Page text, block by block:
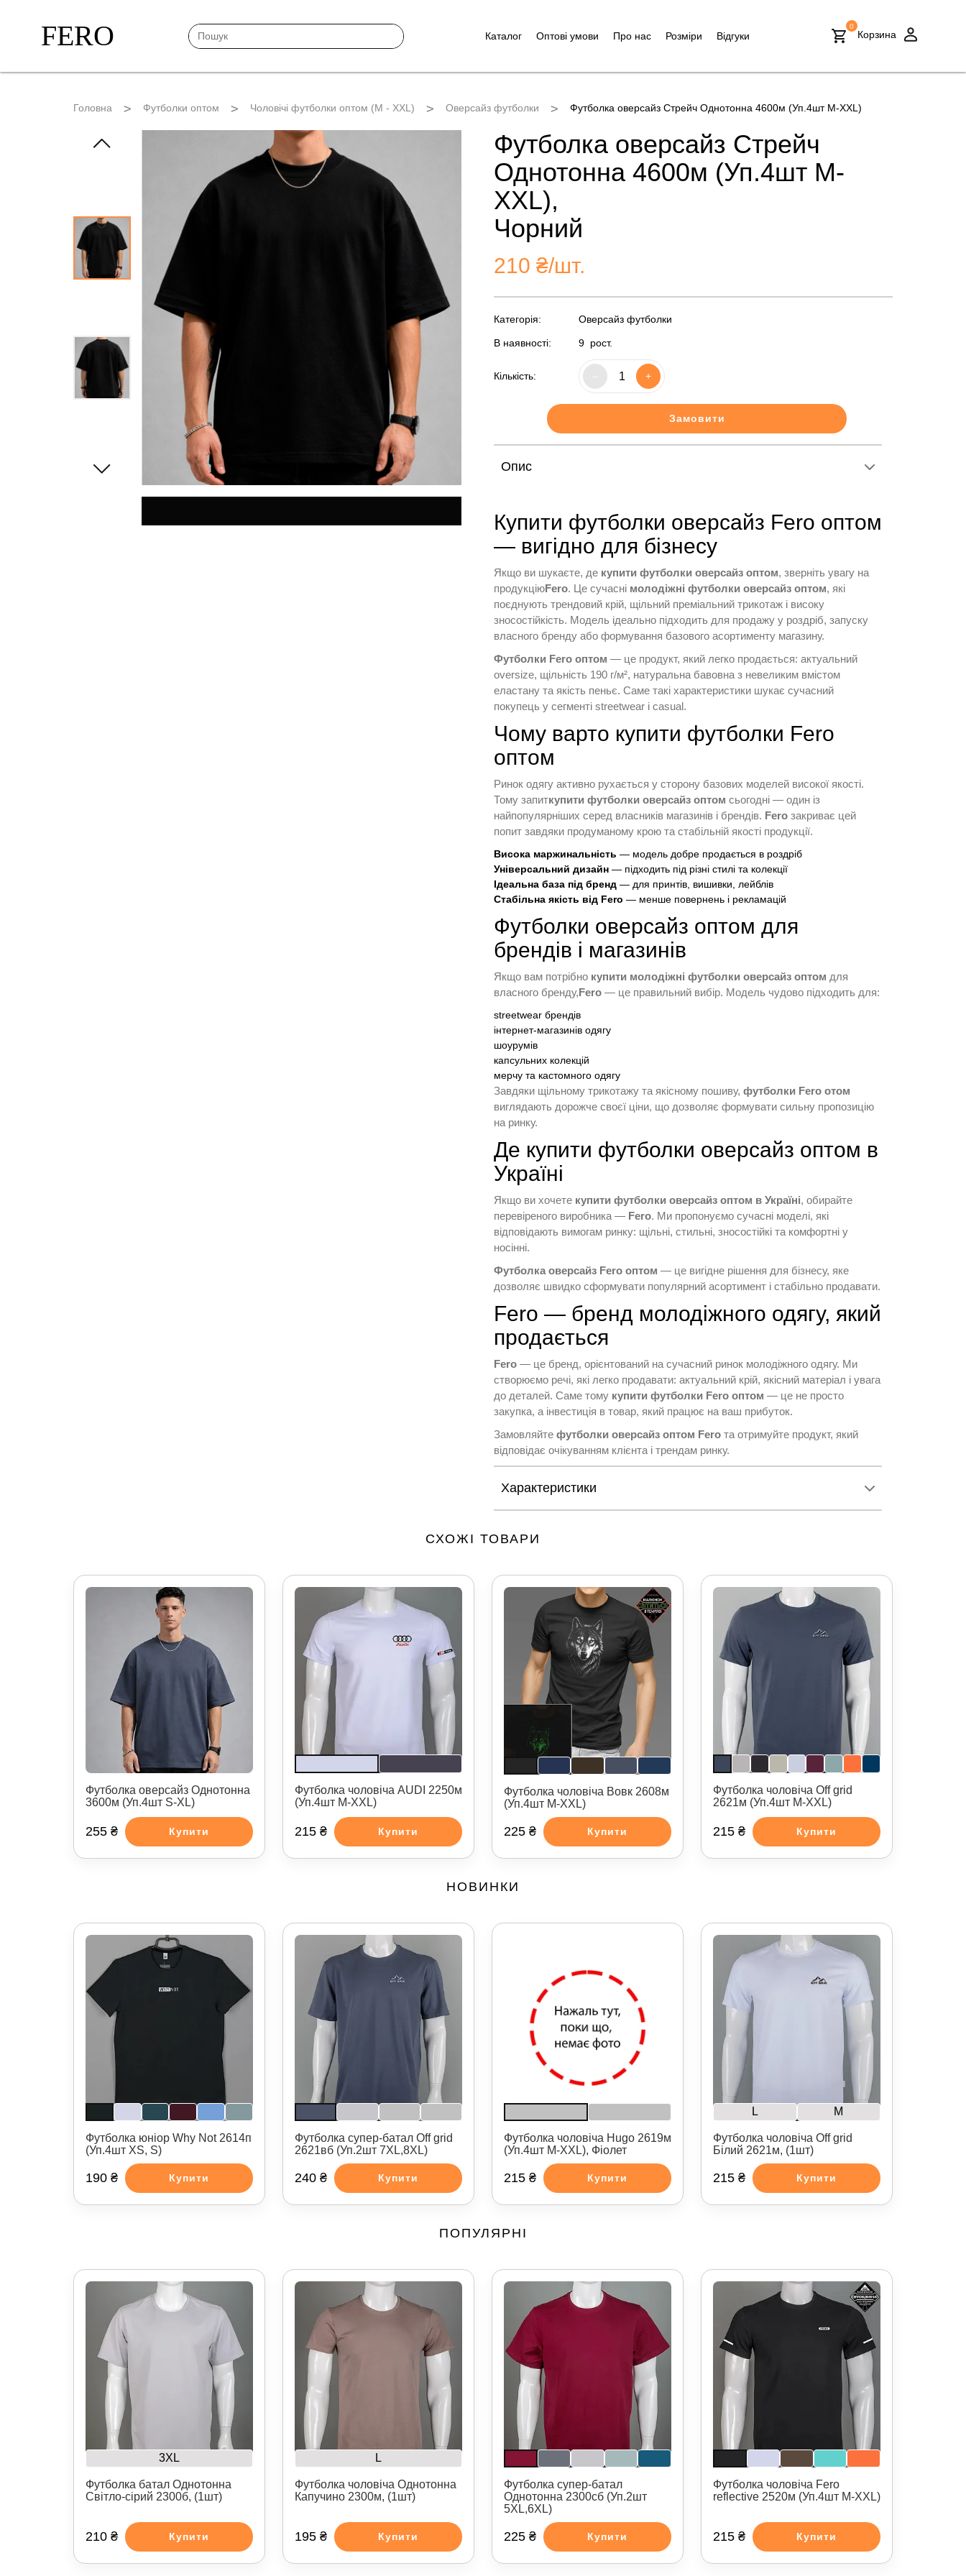
FERO Каталог Оптові умови Про нас Розміри Відгуки
0
Корзина
Головна Футболки оптом Чоловічі футболки оптом (M - XXL) Оверсайз футболки Футболка оверсайз Стрейч Однотонна 4600м (Уп.4шт M-XXL)
Футболка оверсайз Стрейч
Однотонна 4600м (Уп.4шт M-
XXL),
Чорний
210 ₴/шт.
Категорія: Оверсайз футболки
В наявності: 9 рост.
Кількість: +
Замовити
Опис
Купити футболки оверсайз Fero оптом
— вигідно для бізнесу
Якщо ви шукаєте, де купити футболки оверсайз оптом, зверніть увагу на
продукціюFero. Це сучасні молодіжні футболки оверсайз оптом, які
поєднують трендовий крій, щільний преміальний трикотаж і високу
зносостійкість. Модель ідеально підходить для продажу у роздріб, запуску
власного бренду або формування базового асортименту магазину.
Футболки Fero оптом — це продукт, який легко продається: актуальний
oversize, щільність 190 г/м², натуральна бавовна з невеликим вмістом
еластану та якість пеньє. Саме такі характеристики шукає сучасний
покупець у сегменті streetwear і casual.
Чому варто купити футболки Fero
оптом
Ринок одягу активно рухається у сторону базових моделей високої якості.
Тому запиткупити футболки оверсайз оптом сьогодні — один із
найпопулярніших серед власників магазинів і брендів. Fero закриває цей
попит завдяки продуманому крою та стабільній якості продукції.
Висока маржинальність — модель добре продається в роздріб
Універсальний дизайн — підходить під різні стилі та колекції
Ідеальна база під бренд — для принтів, вишивки, лейблів
Стабільна якість від Fero — менше повернень і рекламацій
Футболки оверсайз оптом для
брендів і магазинів
Якщо вам потрібно купити молодіжні футболки оверсайз оптом для
власного бренду,Fero — це правильний вибір. Модель чудово підходить для:
streetwear брендів
інтернет-магазинів одягу
шоурумів
капсульних колекцій
мерчу та кастомного одягу
Завдяки щільному трикотажу та якісному пошиву, футболки Fero отом
виглядають дорожче своєї ціни, що дозволяє формувати сильну пропозицію
на ринку.
Де купити футболки оверсайз оптом в
Україні
Якщо ви хочете купити футболки оверсайз оптом в Україні, обирайте
перевіреного виробника — Fero. Ми пропонуємо сучасні моделі, які
відповідають вимогам ринку: щільні, стильні, зносостійкі та комфортні у
носінні.
Футболка оверсайз Fero оптом — це вигідне рішення для бізнесу, яке
дозволяє швидко сформувати популярний асортимент і стабільно продавати.
Fero — бренд молодіжного одягу, який
продається
Fero — це бренд, орієнтований на сучасний ринок молодіжного одягу. Ми
створюємо речі, які легко продавати: актуальний крій, якісний матеріал і увага
до деталей. Саме тому купити футболки Fero оптом — це не просто
закупка, а інвестиція в товар, який працює на ваш прибуток.
Замовляйте футболки оверсайз оптом Fero та отримуйте продукт, який
відповідає очікуванням клієнта і трендам ринку.
Характеристики
СХОЖІ ТОВАРИ
Футболка оверсайз Однотонна
3600м (Уп.4шт S-XL)
255 ₴ Купити
Футболка чоловіча AUDI 2250м
(Уп.4шт M-XXL)
215 ₴ Купити
Футболка чоловіча Вовк 2608м
(Уп.4шт M-XXL)
225 ₴ Купити
Футболка чоловіча Off grid
2621м (Уп.4шт M-XXL)
215 ₴ Купити
НОВИНКИ
Футболка юніор Why Not 2614п
(Уп.4шт XS, S)
190 ₴ Купити
Футболка супер-батал Off grid
2621вб (Уп.2шт 7XL,8XL)
240 ₴ Купити
Футболка чоловіча Hugo 2619м
(Уп.4шт M-XXL), Фіолет
215 ₴ Купити
L M
Футболка чоловіча Off grid
Білий 2621м, (1шт)
215 ₴ Купити
ПОПУЛЯРНІ
3XL
Футболка батал Однотонна
Світло-сірий 2300б, (1шт)
210 ₴ Купити
L
Футболка чоловіча Однотонна
Капучино 2300м, (1шт)
195 ₴ Купити
Футболка супер-батал
Однотонна 2300сб (Уп.2шт
5XL,6XL)
225 ₴ Купити
Футболка чоловіча Fero
reflective 2520м (Уп.4шт M-XXL)
215 ₴ Купити